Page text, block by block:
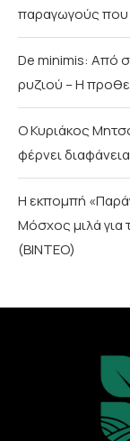
παραγωγούς που
De minimis: Από
ρυζιού – Η
Ο Κυριάκος
φέρνει
Η εκπομπή
Μόσχος μιλά για
(ΒΙΝΤΕΟ)